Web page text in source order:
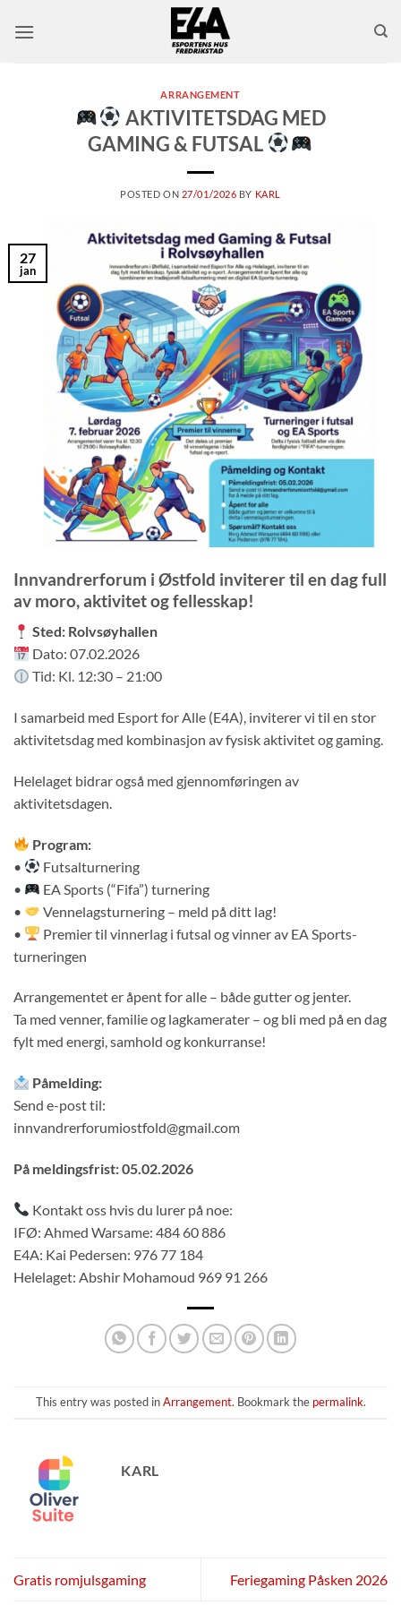
ARRANGEMENT
AKTIVITETSDAG MED
GAMING & FUTSAL
POSTED ON 27/01/2026 BY KARL
27
jan
Innvandrerforum i Østfold inviterer til en dag full
av moro, aktivitet og fellesskap!
Sted: Rolvsøyhallen
Dato: 07.02.2026
Tid: Kl. 12:30 – 21:00
I samarbeid med Esport for Alle (E4A), inviterer vi til en stor
aktivitetsdag med kombinasjon av fysisk aktivitet og gaming.
Helelaget bidrar også med gjennomføringen av
aktivitetsdagen.
Program:
•
Futsalturnering
•
EA Sports (“Fifa”) turnering
•
Vennelagsturnering – meld på ditt lag!
•
Premier til vinnerlag i futsal og vinner av EA Sports-
turneringen
Arrangementet er åpent for alle – både gutter og jenter.
Ta med venner, familie og lagkamerater – og bli med på en dag
fylt med energi, samhold og konkurranse!
Påmelding:
Send e-post til:
innvandrerforumiostfold@gmail.com
På meldingsfrist: 05.02.2026
Kontakt oss hvis du lurer på noe:
IFØ: Ahmed Warsame: 484 60 886
E4A: Kai Pedersen: 976 77 184
Helelaget: Abshir Mohamoud 969 91 266
This entry was posted inArrangement. Bookmark the permalink.
KARL
Gratis romjulsgaming Feriegaming Påsken 2026